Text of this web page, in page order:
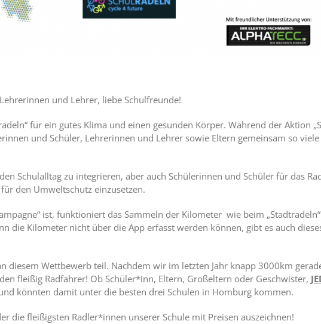
und Lehrer, liebe Schulfreunde!
für ein gutes Klima und einen gesunden Körper. Während der Aktion
und Schüler, Lehrerinnen und Lehrer sowie Eltern gemeinsam so
Schulalltag zu integrieren, aber auch Schülerinnen und Schüler für das
den Umweltschutz einzusetzen.
ist, funktioniert das Sammeln der Kilometer wie beim
die Kilometer nicht über die App erfasst werden können, gibt es auch
diesem Wettbewerb teil. Nachdem wir im letzten Jahr knapp 3000km
fleißig Radfahrer! Ob Schüler*inn, Eltern, Großeltern oder Geschwister,
könnten damit unter die besten drei Schulen in Homburg kommen.
die fleißigsten Radler*innen unserer Schule mit Preisen auszeichnen!